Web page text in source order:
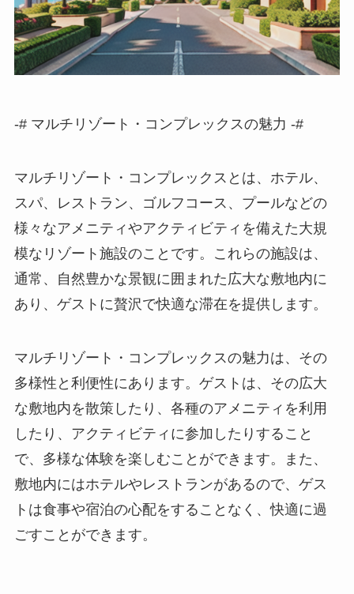
-# マルチリゾート・コンプレックスの魅力 -#
マルチリゾート・コンプレックス とは、ホテル、
スパ、レストラン、ゴルフコース、プールなどの
様々なアメニティやアクティビティを備えた大規
模なリゾート施設のことです。これらの施設は、
通常、自然豊かな景観に囲まれた広大な敷地内に
あり、ゲストに贅沢で快適な滞在を提供します。
マルチリゾート・コンプレックスの魅力は、その
多様性と利便性にあります。ゲストは、その広大
な敷地内を散策したり、各種のアメニティを利用
したり、アクティビティに参加したりすること
で、多様な体験を楽しむことができます。また、
敷地内にはホテルやレストランがあるので、ゲス
トは食事や宿泊の心配をすることなく、快適に過
ごすことができます。